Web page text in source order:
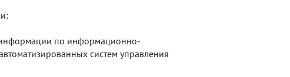
информации по информационно-
систем управления